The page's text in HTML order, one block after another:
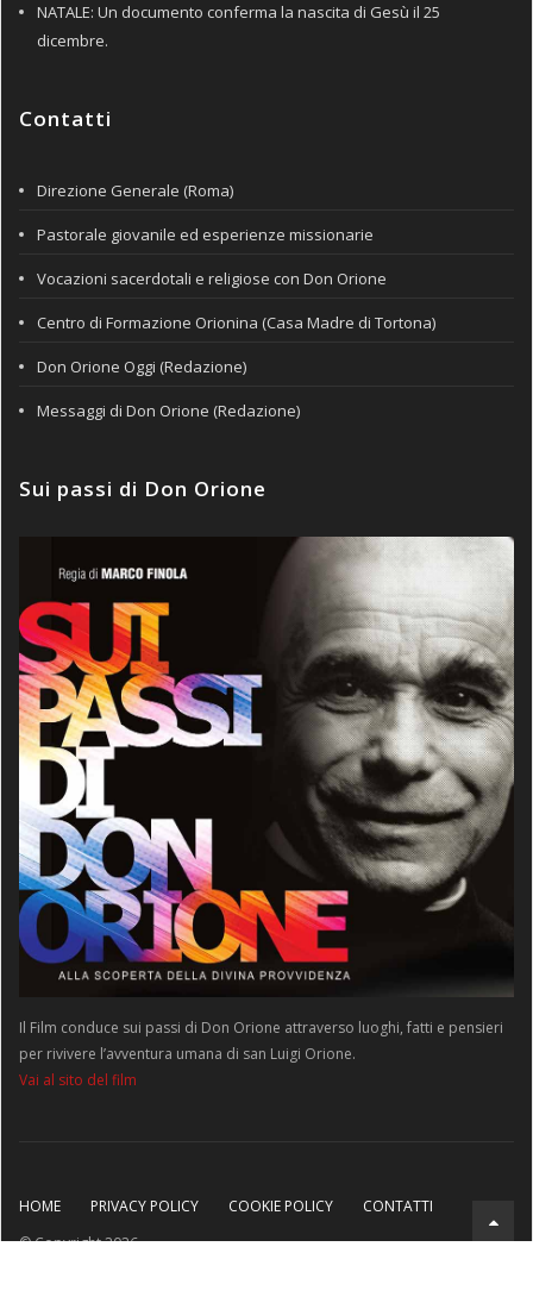
NATALE: Un documento conferma la nascita di Gesù il 25
dicembre.
Contatti
Direzione Generale (Roma)
Pastorale giovanile ed esperienze missionarie
Vocazioni sacerdotali e religiose con Don Orione
Centro di Formazione Orionina (Casa Madre di Tortona)
Don Orione Oggi (Redazione)
Messaggi di Don Orione (Redazione)
Sui passi di Don Orione
Il Film conduce sui passi di Don Orione attraverso luoghi, fatti e pensieri
per rivivere l’avventura umana di san Luigi Orione.
Vai al sito del film
HOME PRIVACY POLICY COOKIE POLICY
CONTATTI
© Copyright 2026